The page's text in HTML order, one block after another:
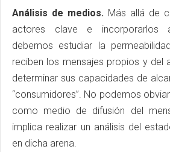
Análisis de medios. Más allá de
actores clave e incorporarlos
debemos estudiar la
reciben los mensajes propios y del
determinar sus capacidades de
“consumidores”. No podemos
como medio de difusión del
implica realizar un análisis del
en dicha arena.